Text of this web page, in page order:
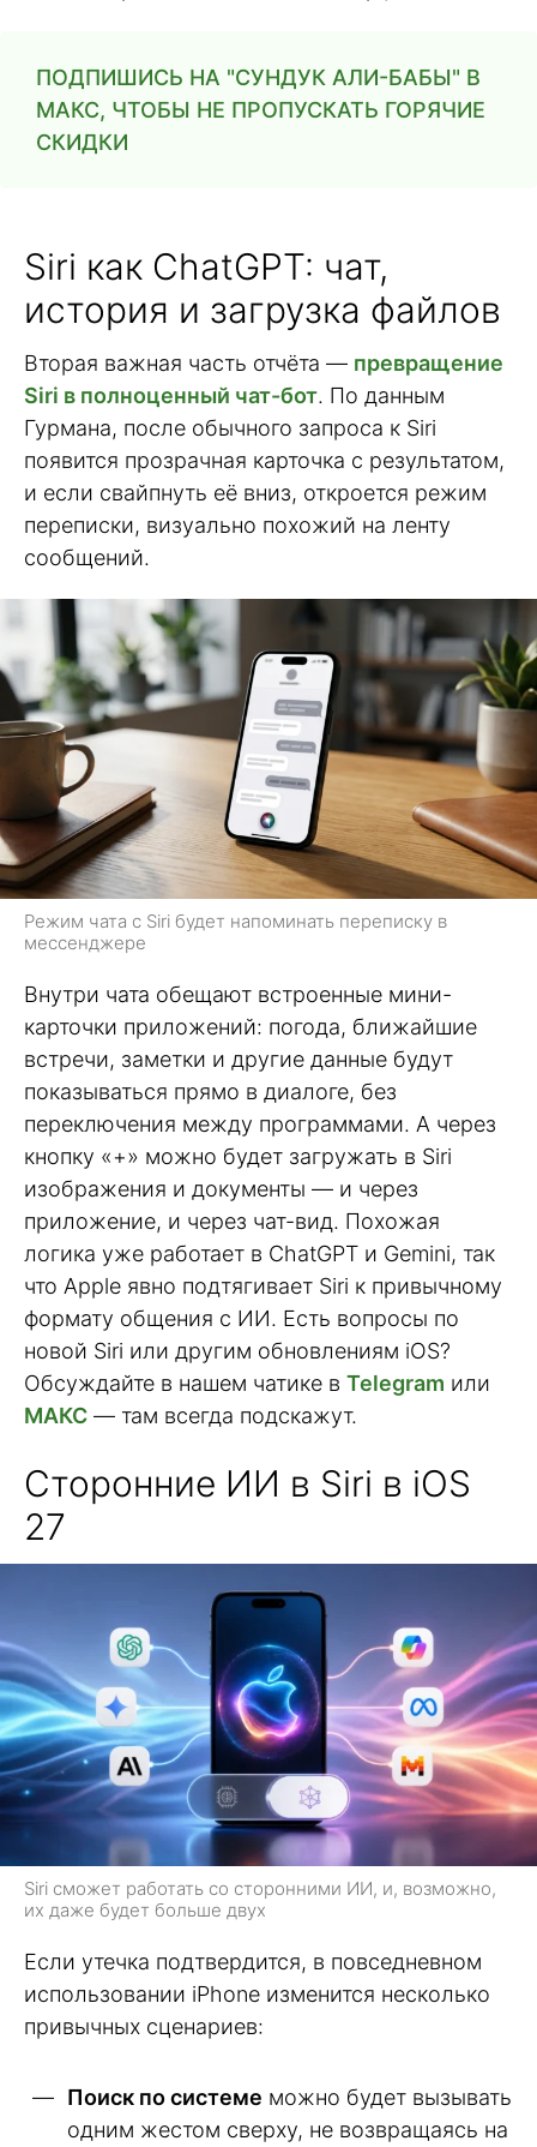
ПОДПИШИСЬ НА "СУНДУК АЛИ-БАБЫ" В
МАКС, ЧТОБЫ НЕ ПРОПУСКАТЬ ГОРЯЧИЕ
СКИДКИ
Siri как ChatGPT: чат,
история и загрузка файлов
Вторая важная часть отчёта — превращение
Siri в полноценный чат-бот. По данным
Гурмана, после обычного запроса к Siri
появится прозрачная карточка с результатом,
и если свайпнуть её вниз, откроется режим
переписки, визуально похожий на ленту
сообщений.
Режим чата с Siri будет напоминать переписку в
мессенджере
Внутри чата обещают встроенные мини-
карточки приложений: погода, ближайшие
встречи, заметки и другие данные будут
показываться прямо в диалоге, без
переключения между программами. А через
кнопку «+» можно будет загружать в Siri
изображения и документы — и через
приложение, и через чат-вид. Похожая
логика уже работает в ChatGPT и Gemini, так
что Apple явно подтягивает Siri к привычному
формату общения с ИИ. Есть вопросы по
новой Siri или другим обновлениям iOS?
Обсуждайте в нашем чатике в Telegram или
МАКС — там всегда подскажут.
Сторонние ИИ в Siri в iOS
27
Siri сможет работать со сторонними ИИ, и, возможно,
их даже будет больше двух
Если утечка подтвердится, в повседневном
использовании iPhone изменится несколько
привычных сценариев:
Поиск по системе можно будет вызывать
одним жестом сверху, не возвращаясь на